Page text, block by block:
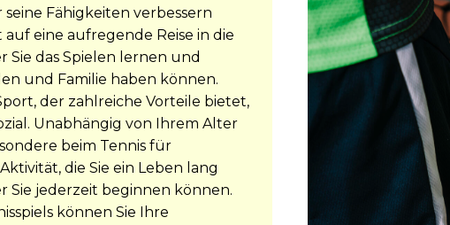
Fähigkeiten verbessern
eine aufregende Reise in die
Sie das Spielen lernen und
und Familie haben können.
der zahlreiche Vorteile bietet,
Unabhängig von Ihrem Alter
beim Tennis für
die Sie ein Leben lang
Sie jederzeit beginnen können.
können Sie Ihre